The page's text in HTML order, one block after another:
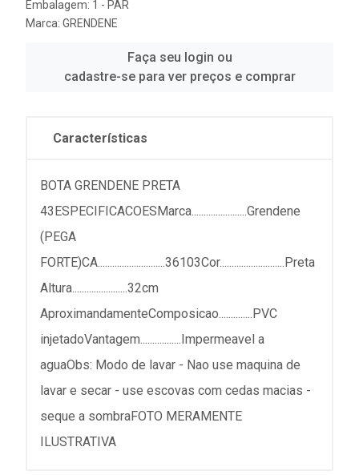
Embalagem: 1 - PAR
Marca: GRENDENE
Faça seu login ou
cadastre-se para ver preços e comprar
Características
BOTA GRENDENE PRETA
43ESPECIFICACOESMarca.......................Grendene
(PEGA
FORTE)CA............................36103Cor...........................Preta
Altura.......................32cm
AproximandamenteComposicao..............PVC
injetadoVantagem.................Impermeavel a
aguaObs: Modo de lavar - Nao use maquina de
lavar e secar - use escovas com cedas macias -
seque a sombraFOTO MERAMENTE
ILUSTRATIVA